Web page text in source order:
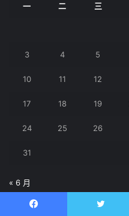
一 二 三
3 4 5
10 11 12
17 18 19
24 25 26
31
« 6 月